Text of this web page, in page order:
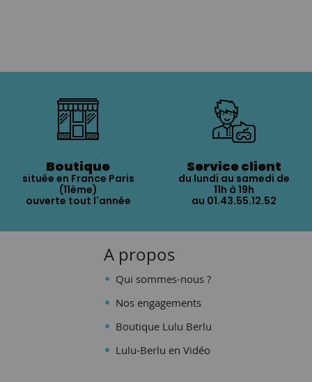
Boutique
située en France Paris
(11ème)
ouverte tout l'année
Service client
du lundi au samedi de
11h à 19h
au 01.43.55.12.52
A propos
Qui sommes-nous ?
Nos engagements
Boutique Lulu Berlu
Lulu-Berlu en Vidéo